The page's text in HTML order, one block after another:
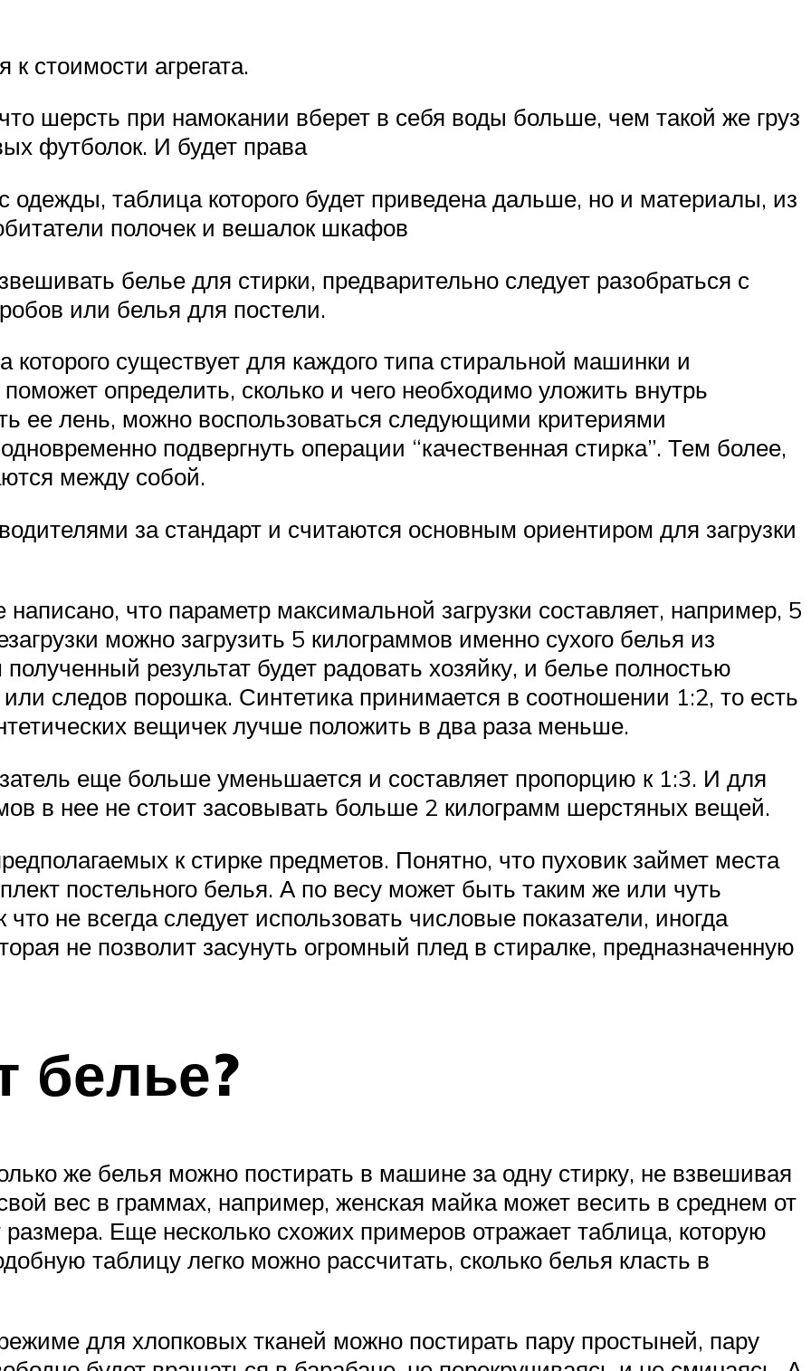
стоимости агрегата.
шерсть при намокании вберет в себя воды больше, чем такой же груз
футболок. И будет права
одежды, таблица которого будет приведена дальше, но и материалы, из
полочек и вешалок шкафов
белье для стирки, предварительно следует разобраться с
или белья для постели.
которого существует для каждого типа стиральной машинки и
определить, сколько и чего необходимо уложить внутрь
ее лень, можно воспользоваться следующими критериями
подвергнуть операции “качественная стирка”. Тем более,
между собой.
за стандарт и считаются основным ориентиром для загрузки
что параметр максимальной загрузки составляет, например, 5
можно загрузить 5 килограммов именно сухого белья из
результат будет радовать хозяйку, и белье полностью
или следов порошка. Синтетика принимается в соотношении 1:2, то есть
вещичек лучше положить в два раза меньше.
еще больше уменьшается и составляет пропорцию к 1:3. И для
в нее не стоит засовывать больше 2 килограмм шерстяных вещей.
к стирке предметов. Понятно, что пуховик займет места
постельного белья. А по весу может быть таким же или чуть
не всегда следует использовать числовые показатели, иногда
не позволит засунуть огромный плед в стиралке, предназначенную
белье?
же белья можно постирать в машине за одну стирку, не взвешивая
вес в граммах, например, женская майка может весить в среднем от
Еще несколько схожих примеров отражает таблица, которую
таблицу легко можно рассчитать, сколько белья класть в
для хлопковых тканей можно постирать пару простыней, пару